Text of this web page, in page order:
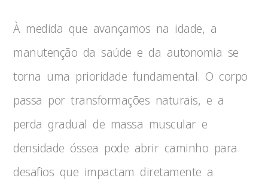
À medida que avançamos na idade, a
manutenção da saúde e da autonomia se
torna uma prioridade fundamental. O corpo
passa por transformações naturais, e a
perda gradual de massa muscular e
densidade óssea pode abrir caminho para
desafios que impactam diretamente a